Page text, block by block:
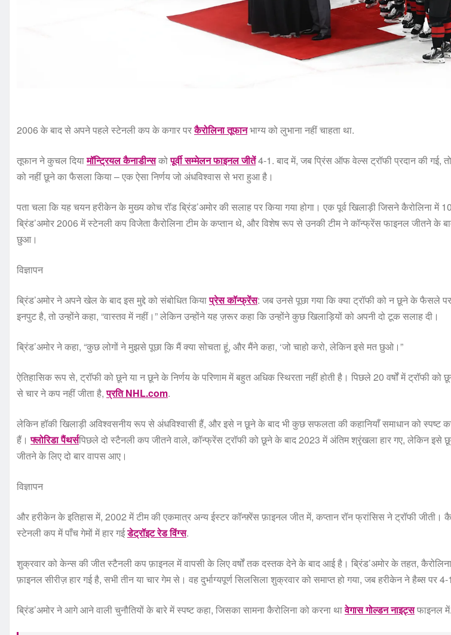
2006 के बाद से अपने पहले स्टेनली कप के कगार परकैरोलिना तूफानभाग्य को लुभाना नहीं चाहता था.
तूफान ने कुचल दियामॉन्ट्रियल कैनाडीन्सकोपूर्वी सम्मेलन फाइनल जीतें4-1. बाद में, जब प्रिंस ऑफ वेल्स ट्रॉफी प्रदान की गई,
को नहीं छूने का फैसला किया – एक ऐसा निर्णय जो अंधविश्वास से भरा हुआ है।
पता चला कि यह चयन हरीकेन के मुख्य कोच रॉड ब्रिंड’अमोर की सलाह पर किया गया होगा। एक पूर्व खिलाड़ी जिसने कैरोलिना में
ब्रिंड’अमोर 2006 में स्टेनली कप विजेता कैरोलिना टीम के कप्तान थे, और विशेष रूप से उनकी टीम ने कॉन्फ्रेंस फाइनल जीतने के
छुआ।
विज्ञापन
ब्रिंड’अमोर ने अपने खेल के बाद इस मुद्दे को संबोधित कियाप्रेस कॉन्फ्रेंस: जब उनसे पूछा गया कि क्या ट्रॉफी को न छूने के फैसले
इनपुट है, तो उन्होंने कहा, “वास्तव में नहीं।” लेकिन उन्होंने यह ज़रूर कहा कि उन्होंने कुछ खिलाड़ियों को अपनी दो टूक सलाह दी।
ब्रिंड’अमोर ने कहा, “कुछ लोगों ने मुझसे पूछा कि मैं क्या सोचता हूं, और मैंने कहा, ‘जो चाहो करो, लेकिन इसे मत छुओ।”
ऐतिहासिक रूप से, ट्रॉफी को छूने या न छूने के निर्णय के परिणाम में बहुत अधिक स्थिरता नहीं होती है। पिछले 20 वर्षों में ट्रॉफी को
से चार ने कप नहीं जीता है,प्रति NHL.com.
लेकिन हॉकी खिलाड़ी अविश्वसनीय रूप से अंधविश्वासी हैं, और इसे न छूने के बाद भी कुछ सफलता की कहानियाँ समाधान को स्पष्ट
हैं।फ्लोरिडा पैंथर्सपिछले दो स्टैनली कप जीतने वाले, कॉन्फ्रेंस ट्रॉफी को छूने के बाद 2023 में अंतिम श्रृंखला हार गए, लेकिन इसे
जीतने के लिए दो बार वापस आए।
विज्ञापन
और हरीकेन के इतिहास में, 2002 में टीम की एकमात्र अन्य ईस्टर कॉन्फ़्रेंस फ़ाइनल जीत में, कप्तान रॉन फ्रांसिस ने ट्रॉफी जीती।
स्टेनली कप में पाँच गेमों में हार गईडेट्रॉइट रेड विंग्स.
शुक्रवार को केन्स की जीत स्टैनली कप फ़ाइनल में वापसी के लिए वर्षों तक दस्तक देने के बाद आई है। ब्रिंड’अमोर के तहत,
फ़ाइनल सीरीज़ हार गई है, सभी तीन या चार गेम से। वह दुर्भाग्यपूर्ण सिलसिला शुक्रवार को समाप्त हो गया, जब हरीकेन ने हैब्स पर
ब्रिंड’अमोर ने आगे आने वाली चुनौतियों के बारे में स्पष्ट कहा, जिसका सामना कैरोलिना को करना थावेगास गोल्डन नाइट्सफाइनल में.